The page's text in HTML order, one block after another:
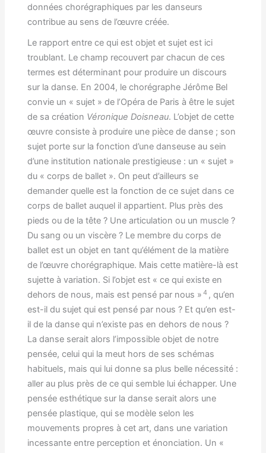
données chorégraphiques par les danseurs
contribue au sens de l’œuvre créée.
Le rapport entre ce qui est objet et sujet est ici
troublant. Le champ recouvert par chacun de ces
termes est déterminant pour produire un discours
sur la danse. En 2004, le chorégraphe Jérôme Bel
convie un « sujet » de l’Opéra de Paris à être le sujet
de sa création Véronique Doisneau. L’objet de cette
œuvre consiste à produire une pièce de danse ; son
sujet porte sur la fonction d’une danseuse au sein
d’une institution nationale prestigieuse : un « sujet »
du « corps de ballet ». On peut d’ailleurs se
demander quelle est la fonction de ce sujet dans ce
corps de ballet auquel il appartient. Plus près des
pieds ou de la tête ? Une articulation ou un muscle ?
Du sang ou un viscère ? Le membre du corps de
ballet est un objet en tant qu’élément de la matière
de l’œuvre chorégraphique. Mais cette matière-là est
sujette à variation. Si l’objet est « ce qui existe en
dehors de nous, mais est pensé par nous » 4 , qu’en
est-il du sujet qui est pensé par nous ? Et qu’en est-
il de la danse qui n’existe pas en dehors de nous ?
La danse serait alors l’impossible objet de notre
pensée, celui qui la meut hors de ses schémas
habituels, mais qui lui donne sa plus belle nécessité :
aller au plus près de ce qui semble lui échapper. Une
pensée esthétique sur la danse serait alors une
pensée plastique, qui se modèle selon les
mouvements propres à cet art, dans une variation
incessante entre perception et énonciation. Un «